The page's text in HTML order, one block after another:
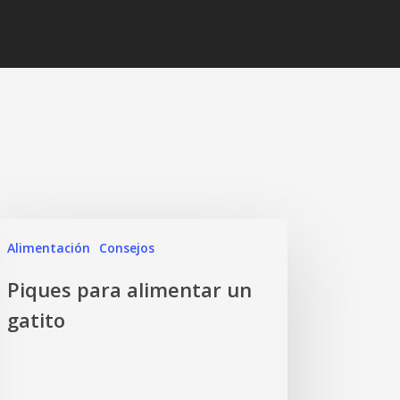
Alimentación Consejos
Piques para alimentar un
gatito